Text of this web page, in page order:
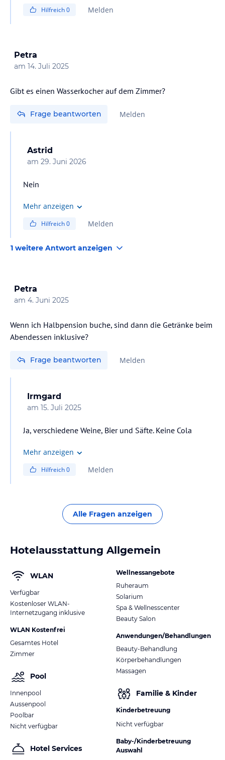
Hilfreich0 Melden
Petra
am 14. Juli 2025
Gibt es einen Wasserkocher auf dem Zimmer?
Frage beantworten Melden
Astrid
am 29. Juni 2026
Nein
Mehr anzeigen
Hilfreich0 Melden
1 weitere Antwort anzeigen
Petra
am 4. Juni 2025
Wenn ich Halbpension buche, sind dann die Getränke beim
Abendessen inklusive?
Frage beantworten Melden
Irmgard
am 15. Juli 2025
Ja, verschiedene Weine, Bier und Säfte. Keine Cola
Mehr anzeigen
Hilfreich0 Melden
Alle Fragen anzeigen
Hotelausstattung Allgemein
WLAN
Verfügbar
Kostenloser WLAN-
Internetzugang inklusive
WLAN Kostenfrei
Gesamtes Hotel
Zimmer
Pool
Innenpool
Aussenpool
Poolbar
Nicht verfügbar
Hotel Services
Wellnessangebote
Ruheraum
Solarium
Spa & Wellnesscenter
Beauty Salon
Anwendungen/Behandlungen
Beauty-Behandlung
Körperbehandlungen
Massagen
Familie & Kinder
Kinderbetreuung
Nicht verfügbar
Baby-/Kinderbetreuung
Auswahl